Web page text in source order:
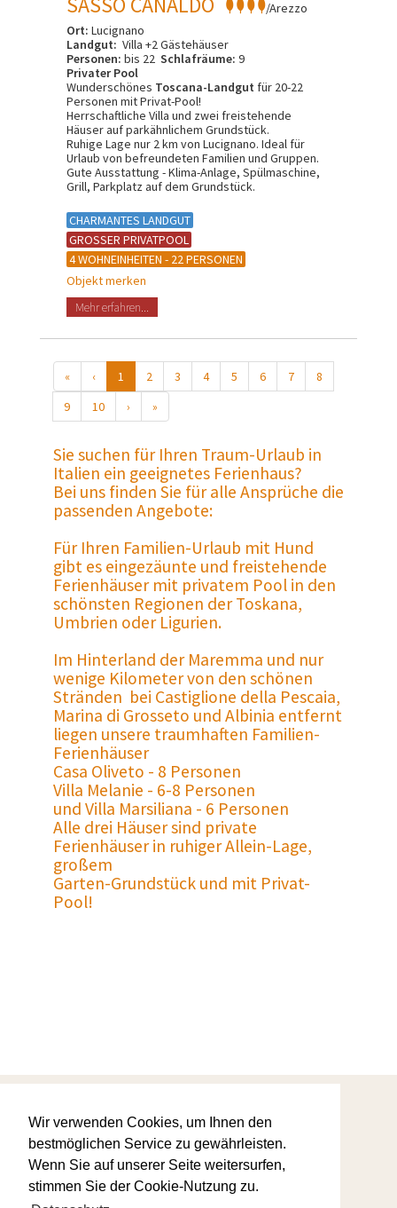
Wir verwenden Cookies, um Ihnen den
bestmöglichen Service zu gewährleisten.
Wenn Sie auf unserer Seite weitersurfen,
stimmen Sie der Cookie-Nutzung zu.
/Arezzo
Ort: Lucignano
Landgut: Villa +2 Gästehäuser
Personen: bis 22 Schlafräume: 9
Privater Pool
Wunderschönes Toscana-Landgut für 20-22
Personen mit Privat-Pool!
Herrschaftliche Villa und zwei freistehende
Häuser auf parkähnlichem Grundstück.
Ruhige Lage nur 2 km von Lucignano. Ideal für
Urlaub von befreundeten Familien und Gruppen.
Gute Ausstattung - Klima-Anlage, Spülmaschine,
Grill, Parkplatz auf dem Grundstück.
CHARMANTES LANDGUT
GROSSER PRIVATPOOL
4 WOHNEINHEITEN - 22 PERSONEN
Objekt merken
Mehr erfahren...
« ‹ 1 2 3 4 5 6 7
8
9
10 › »
Sie suchen für Ihren Traum-Urlaub in
Italien ein geeignetes Ferienhaus?
Bei uns finden Sie für alle Ansprüche die
passenden Angebote:
Für Ihren Familien-Urlaub mit Hund
gibt es eingezäunte und freistehende
Ferienhäuser mit privatem Pool in den
schönsten Regionen der Toskana,
Umbrien oder Ligurien.
Im Hinterland der Maremma und nur
wenige Kilometer von den schönen
Stränden bei Castiglione della Pescaia,
Marina di Grosseto und Albinia entfernt
liegen unsere traumhaften Familien-
Ferienhäuser
Casa Oliveto - 8 Personen
Villa Melanie - 6-8 Personen
und Villa Marsiliana - 6 Personen
Alle drei Häuser sind private
Ferienhäuser in ruhiger Allein-Lage,
großem
Garten-Grundstück und mit Privat-
Pool!
Warum wir
Ihre Favoriten
Kontaktanfrage
Datenschutz